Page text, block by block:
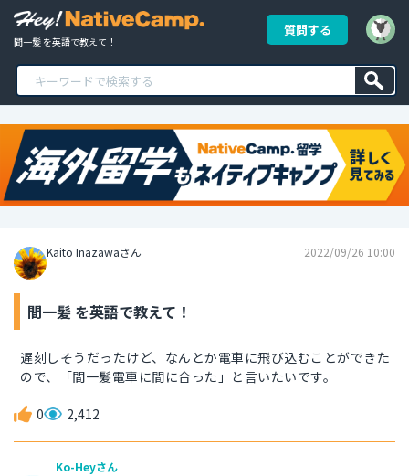
間一髪 を英語で教えて！
質問する
Kaito Inazawaさん 2022/09/26 10:00
間一髪 を英語で教えて！
遅刻しそうだったけど、なんとか電車に飛び込むことができた
ので、「間一髪電車に間に合った」と言いたいです。
0 2,412
Ko-Heyさん